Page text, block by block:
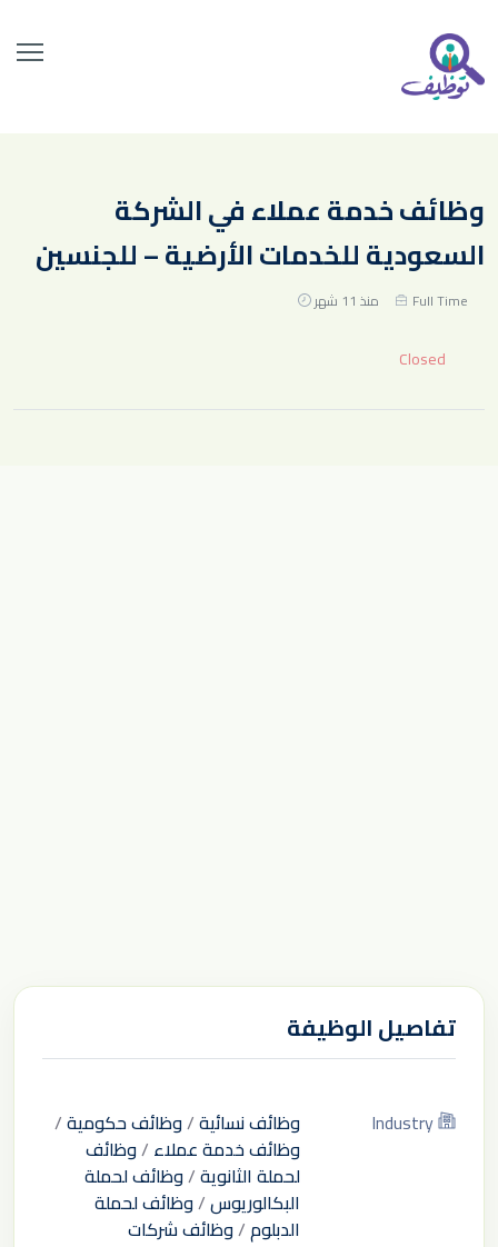
وظائف خدمة عملاء في الشركة
السعودية للخدمات الأرضية – للجنسين
Full Time منذ 11 شهر
Closed
تفاصيل الوظيفة
Industry وظائف نسائية/وظائف حكومية/
وظائف خدمة عملاء /وظائف
لحملة الثانوية/وظائف لحملة
البكالوريوس/وظائف لحملة
الدبلوم/وظائف شركات